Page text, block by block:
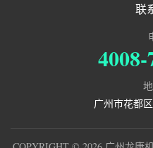
联
广州市花都